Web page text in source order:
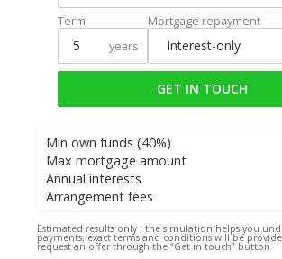
Term
years
Mortgage repayment
GET IN TOUCH
Min own funds (40%)
Max mortgage amount
Annual interests
Arrangement fees
Estimated results only : the simulation helps you
payments; exact terms and conditions will be
request an offer through the “Get in touch” button